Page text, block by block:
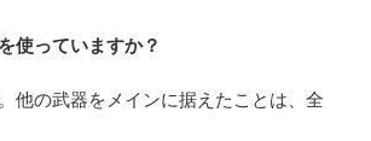
使っていますか？
他の武器をメインに据えたことは、全